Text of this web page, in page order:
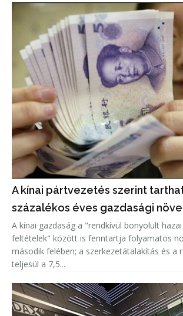
A kínai pártvezetés szerint
százalékos éves gazdasági
A kínai gazdaság a "rendkívül bonyolult
feltételek" között is fenntartja folyamatos
második felében; a szerkezetátalakítás és a
teljesül a 7,5...